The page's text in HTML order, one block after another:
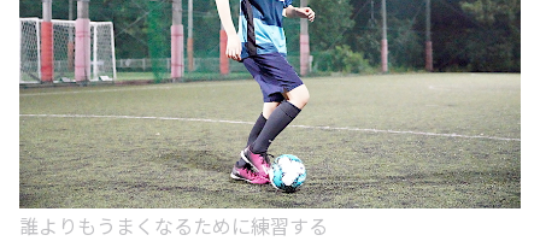
誰よりもうまくなるために練習する